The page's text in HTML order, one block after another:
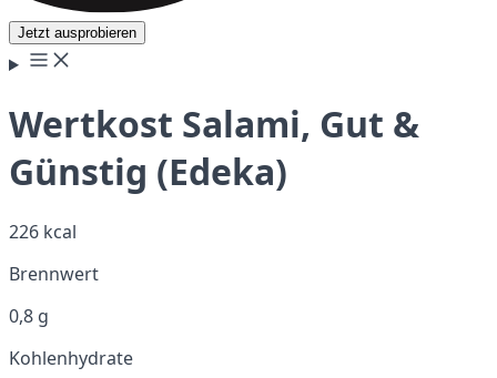
Jetzt ausprobieren
Wertkost Salami, Gut &
Günstig (Edeka)
226 kcal
Brennwert
0,8 g
Kohlenhydrate